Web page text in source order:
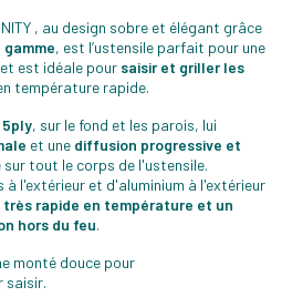
, au design sobre et élégant grâce
, est l’ustensile parfait pour une
est idéale pour saisir et griller les
température rapide.
, sur le fond et les parois, lui
et une diffusion progressive et
tout le corps de l'ustensile.
à l'extérieur et d'aluminium à l'extérieur
très rapide en température et un
hors du feu.
monté douce pour
saisir.